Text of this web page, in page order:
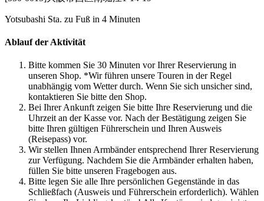
Yotsubashi Sta. zu Fuß in 4 Minuten
Ablauf der Aktivität
Bitte kommen Sie 30 Minuten vor Ihrer Reservierung in
unseren Shop. *Wir führen unsere Touren in der Regel
unabhängig vom Wetter durch. Wenn Sie sich unsicher sind,
kontaktieren Sie bitte den Shop.
Bei Ihrer Ankunft zeigen Sie bitte Ihre Reservierung und die
Uhrzeit an der Kasse vor. Nach der Bestätigung zeigen Sie
bitte Ihren gültigen Führerschein und Ihren Ausweis
(Reisepass) vor.
Wir stellen Ihnen Armbänder entsprechend Ihrer Reservierung
zur Verfügung. Nachdem Sie die Armbänder erhalten haben,
füllen Sie bitte unseren Fragebogen aus.
Bitte legen Sie alle Ihre persönlichen Gegenstände in das
Schließfach (Ausweis und Führerschein erforderlich). Wählen